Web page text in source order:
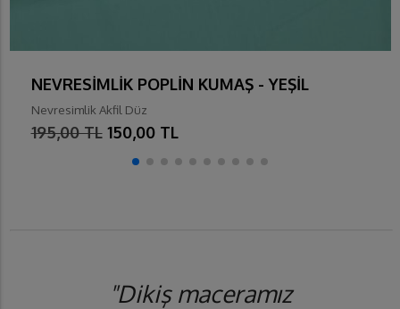
NEVRESİMLİK POPLİN KUMAŞ - YEŞİL
Nevresimlik Akfil Düz
195,00 TL 150,00 TL
"Dikiş maceramız